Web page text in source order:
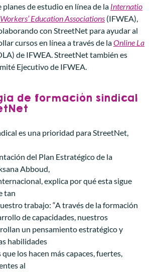
de estudio en línea de la Internatio
Education Associations (IFWEA),
con StreetNet para ayudar al
cursos en línea a través de laOnline La
de IFWEA. StreetNet también es
Ejecutivo de IFWEA.
de formación sindical
es una prioridad para StreetNet,
del Plan Estratégico de la
Abboud,
explica por qué esta sigue
tan
trabajo: “A través de la formación
de capacidades, nuestros
un pensamiento estratégico y
habilidades
los hacen más capaces, fuertes,
al